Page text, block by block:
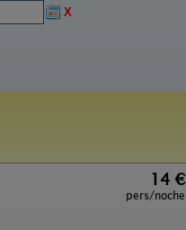
X
14 €
pers/noche